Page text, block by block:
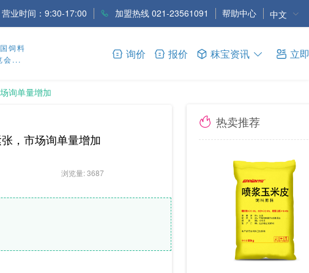
营业时间：9:30-17:00 加盟热线 021-23561091 帮助中心 中文
饲料
会...
询价 报价 秣宝资讯 立
询单量增加
，市场询单量增加
浏览量: 3687
热卖推荐